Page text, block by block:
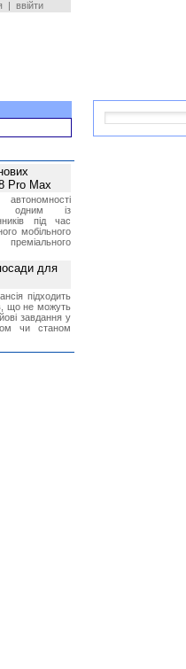
| ввійти
Pro Max
одним із
під час
мобільного
для
підходить
що не можуть
завдання у
чи станом